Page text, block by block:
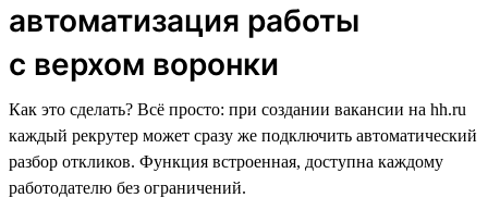
автоматизация работы
с верхом воронки
Как это сделать? Всё просто: при создании вакансии на hh.ru
каждый рекрутер может сразу же подключить автоматический
разбор откликов. Функция встроенная, доступна каждому
работодателю без ограничений.